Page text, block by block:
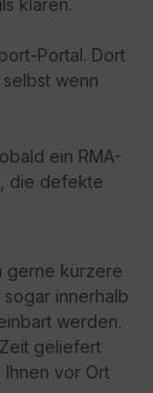
klären.
Portal. Dort
wenn
ein RMA-
die defekte
gerne kürzere
innerhalb
werden.
geliefert
Ihnen vor Ort